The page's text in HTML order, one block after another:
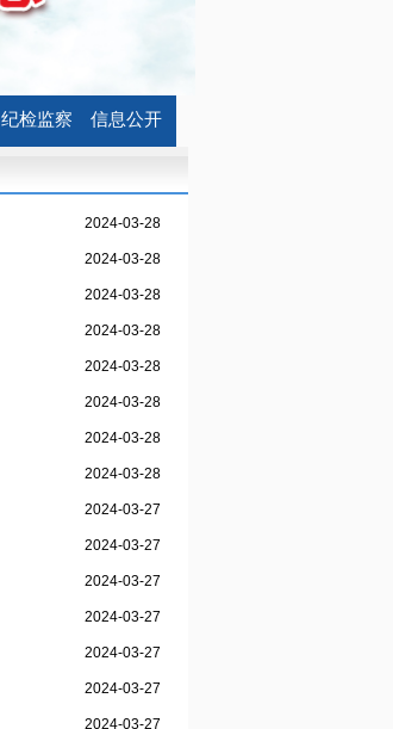
纪检监察 信息公开
2024-03-28
2024-03-28
2024-03-28
2024-03-28
2024-03-28
2024-03-28
2024-03-28
2024-03-28
2024-03-27
2024-03-27
2024-03-27
2024-03-27
2024-03-27
2024-03-27
2024-03-27